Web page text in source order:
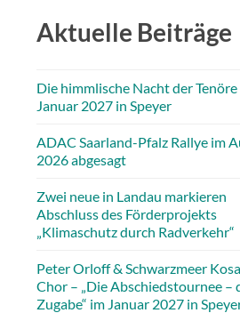
Aktuelle Beiträge
Die himmlische Nacht der
Januar 2027 in Speyer
ADAC Saarland-Pfalz Rallye im
2026 abgesagt
Zwei neue in Landau markieren
Abschluss des Förderprojekts
„Klimaschutz durch Radverkehr“
Peter Orloff & Schwarzmeer
Chor – „Die Abschiedstournee –
Zugabe“ im Januar 2027 in